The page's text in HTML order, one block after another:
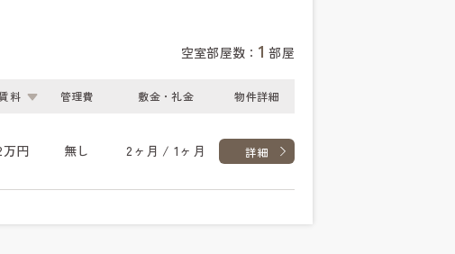
空室部屋数： 1 部屋
料 管理費 敷金・礼金 物件詳細
詳細
万円 無し 2ヶ月 / 1ヶ月